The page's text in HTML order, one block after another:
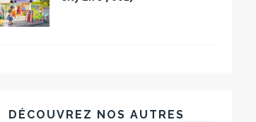
DÉCOUVREZ NOS AUTRES